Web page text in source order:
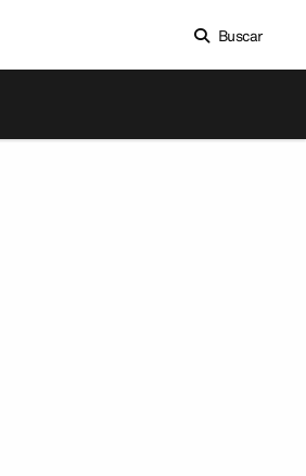
Buscar